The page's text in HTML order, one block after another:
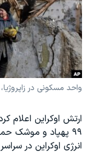
فرهنگ و زندگی
حقوق شهروندی
اقتصادی
علم و فناوری
آرشیو پخش زنده
مستندها
انتخابات ریاست جمهوری
حمله جمهوری اسلامی
رمز مهسا
مجموعه مستندهای
تریبونال مردمی آبان ۹۸
دنبال کنید
زبانهای مختلف
واحد مسکونی در
ارتش اوکراین اعلام
۹۹ پهپاد و موشک
انرژی اوکراین در